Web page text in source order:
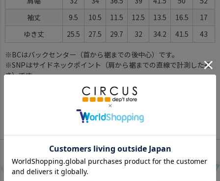
袖丈
9.5 10.5 11.5 12.5 13.5 16.5
17
ゆき丈
25.5 27.5 29.7 32 34.2 41.5 43
※BCはバックセンター（首から裾までの後中心）です。
※SNPはサイドネックポイント（肩から裾までの直線で計測した長
さ）です。